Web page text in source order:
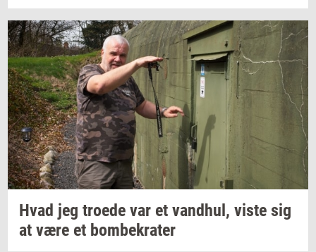
Hvad jeg tro­e­de var et vand­hul, viste sig
at være et bom­be­kra­ter